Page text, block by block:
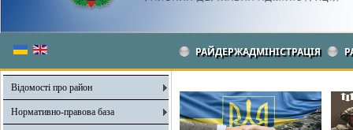
РАЙДЕРЖАДМІНІСТРАЦІЯ
Відомості про район
Нормативно-правова база